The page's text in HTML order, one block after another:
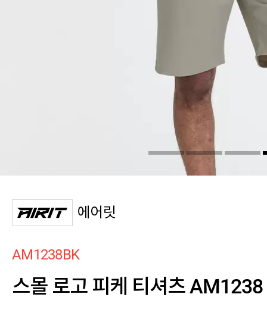
에어릿
AM1238BK
스몰 로고 피케 티셔츠 AM1238